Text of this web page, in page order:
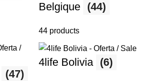
Belgique (44)
44 products
(47)
4life Bolivia (6)